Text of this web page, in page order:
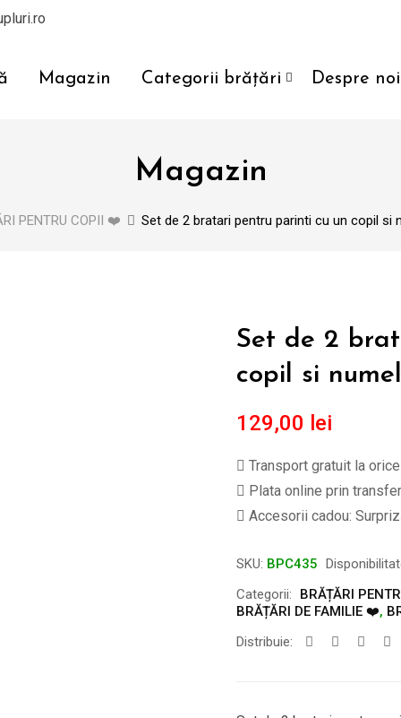
Magazin Categorii brățări Despre noi
Magazin
PENTRU COPII ❤️ Set de 2 bratari pentru parinti cu un copil si
Set de 2
copil si
129,00 lei
Transport gratuit la
Plata online prin
Accesorii cadou:
SKU: BPC435
Categorii:
BRĂȚĂRI
BRĂȚĂRI DE FAMILIE ❤️,
Distribuie: